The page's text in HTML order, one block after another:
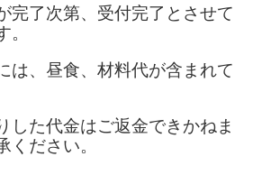
完了次第、受付完了とさせて
は、昼食、材料代が含まれて
した代金はご返金できかねま
ださい。